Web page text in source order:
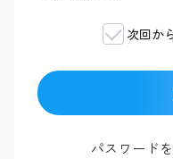
次回か
パスワード